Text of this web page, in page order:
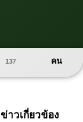
137 คน
ข่าวเกี่ยวข้อง